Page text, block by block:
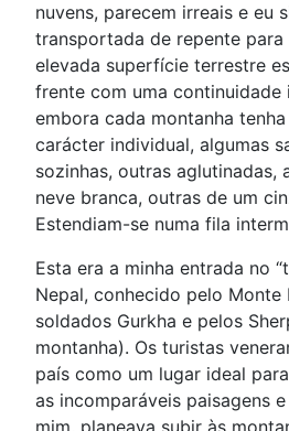
nuvens, parecem irreais e eu
transportada de repente
elevada superfície terrestre
frente com uma
embora cada montanha
carácter individual, algumas
sozinhas, outras aglutinadas,
neve branca, outras de um
Estendiam-se numa fila
Esta era a minha entrada no
Nepal, conhecido pelo Monte
soldados Gurkha e pelos
montanha). Os turistas
país como um lugar ideal
as incomparáveis paisagens